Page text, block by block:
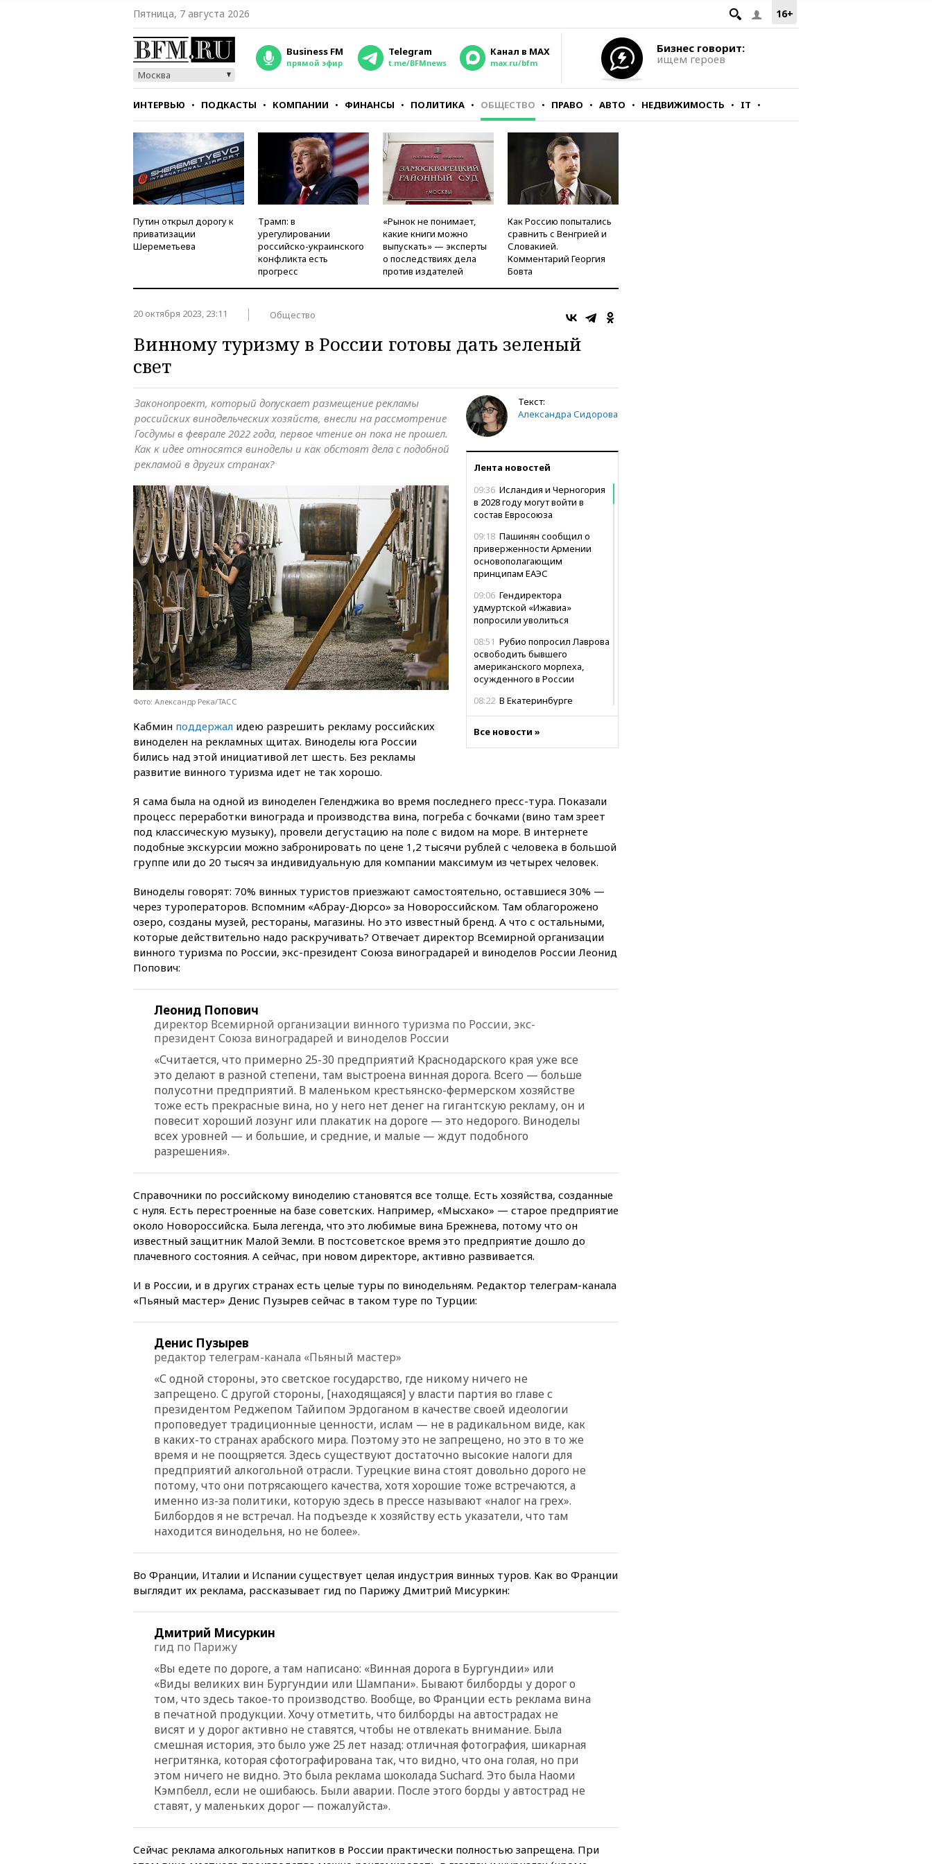
16+
Пятница, 7 августа 2026
Москва
Business FM
прямой эфир
Telegram
t.me/BFMnews
Канал в MAX
max.ru/bfm
Бизнес говорит:
ищем героев
ИНТЕРВЬЮ ПОДКАСТЫ КОМПАНИИ ФИНАНСЫ ПОЛИТИКА ОБЩЕСТВО ПРАВО АВТО НЕДВИЖИМОСТЬ IT
СТИЛЬ ТЕСТЫ
Путин открыл дорогу к
приватизации
Шереметьева
Трамп: в
урегулировании
российско-украинского
конфликта есть
прогресс
«Рынок не понимает,
какие книги можно
выпускать» — эксперты
о последствиях дела
против издателей
Как Россию попытались
сравнить с Венгрией и
Словакией.
Комментарий Георгия
Бовта
20 октября 2023, 23:11 Общество
Винному туризму в России готовы дать зеленый
свет
Текст:
Александра Сидорова
Лента новостей
09:36 Исландия и Черногория
в 2028 году могут войти в
состав Евросоюза
09:18 Пашинян сообщил о
приверженности Армении
основополагающим
принципам ЕАЭС
09:06 Гендиректора
удмуртской «Ижавиа»
попросили уволиться
08:51 Рубио попросил Лаврова
освободить бывшего
американского морпеха,
осужденного в России
08:22 В Екатеринбурге
07:52 В Таиланде ученик
устроил стрельбу в школе:
привел к эвакуации жителей
Суд обязал Meta
выплатить $567 млн по делу о
вреде психическому
здоровью детей
Трамп подписал указ
против «родильного туризма»
в США
04:00
Суд взыскал почти 5 млн
рублей в пользу семьи
отравившегося в детсаду
03:00МИД РФ: попытки Запада
химической безопасности
Трамп: США сами
нуждаются в дальнобойных
ракетах и системах Patriot
00:01 Трамп заявил о
необходимости пополнения
вчера, 23:28Слуцкий призвал
признать «Яблоко»
нежелательной организацией
вчера, 23:15В Смоленске
ребенок и женщина погибли
при падении деревьев во
время урагана
вчера, 22:55 В Москве в
пятницу ожидаются ливни
российского гражданства
вчера, 22:20Путин назвал 76-ю
гвардейскую десантно-
штурмовую дивизию
легендарной
вчера, 22:15 Путин заслушал
доклад о ситуации на
добропольском направлении
вчера, 21:58
Генпрокуратура
Rights Foundation
вчера, 21:35«Аэрофлот»
отменяет часть рейсов в Сочи
и Геленджик
вчера, 21:10
РФ не получала
обращений о прекращении
концессии строительства ж/д
в Армении
вчера, 21:00
обсуждают эксперимент по
онлайн-продаже алкоголя
россиянам могут
сбила еще 281 украинский
Все новости »
Законопроект, который допускает размещение рекламы
российских винодельческих хозяйств, внесли на рассмотрение
Госдумы в феврале 2022 года, первое чтение он пока не прошел.
Как к идее относятся виноделы и как обстоят дела с подобной
рекламой в других странах?
Фото: Александр Река/ТАСС
Кабмин поддержал идею разрешить рекламу российских
виноделен на рекламных щитах. Виноделы юга России
бились над этой инициативой лет шесть. Без рекламы
развитие винного туризма идет не так хорошо.
Я сама была на одной из виноделен Геленджика во время последнего пресс-тура. Показали
процесс переработки винограда и производства вина, погреба с бочками (вино там зреет
под классическую музыку), провели дегустацию на поле с видом на море. В интернете
подобные экскурсии можно забронировать по цене 1,2 тысячи рублей с человека в большой
группе или до 20 тысяч за индивидуальную для компании максимум из четырех человек.
Виноделы говорят: 70% винных туристов приезжают самостоятельно, оставшиеся 30% —
через туроператоров. Вспомним «Абрау-Дюрсо» за Новороссийском. Там облагорожено
озеро, созданы музей, рестораны, магазины. Но это известный бренд. А что с остальными,
которые действительно надо раскручивать? Отвечает директор Всемирной организации
винного туризма по России, экс-президент Союза виноградарей и виноделов России Леонид
Попович:
Леонид Попович
директор Всемирной организации винного туризма по России, экс-
президент Союза виноградарей и виноделов России
«Считается, что примерно 25-30 предприятий Краснодарского края уже все
это делают в разной степени, там выстроена винная дорога. Всего — больше
полусотни предприятий. В маленьком крестьянско-фермерском хозяйстве
тоже есть прекрасные вина, но у него нет денег на гигантскую рекламу, он и
повесит хороший лозунг или плакатик на дороге — это недорого. Виноделы
всех уровней — и большие, и средние, и малые — ждут подобного
разрешения».
Справочники по российскому виноделию становятся все толще. Есть хозяйства, созданные
с нуля. Есть перестроенные на базе советских. Например, «Мысхако» — старое предприятие
около Новороссийска. Была легенда, что это любимые вина Брежнева, потому что он
известный защитник Малой Земли. В постсоветское время это предприятие дошло до
плачевного состояния. А сейчас, при новом директоре, активно развивается.
И в России, и в других странах есть целые туры по винодельням. Редактор телеграм-канала
«Пьяный мастер» Денис Пузырев сейчас в таком туре по Турции:
Денис Пузырев
редактор телеграм-канала «Пьяный мастер»
«С одной стороны, это светское государство, где никому ничего не
запрещено. С другой стороны, [находящаяся] у власти партия во главе с
президентом Реджепом Тайипом Эрдоганом в качестве своей идеологии
проповедует традиционные ценности, ислам — не в радикальном виде, как
в каких-то странах арабского мира. Поэтому это не запрещено, но это в то же
время и не поощряется. Здесь существуют достаточно высокие налоги для
предприятий алкогольной отрасли. Турецкие вина стоят довольно дорого не
потому, что они потрясающего качества, хотя хорошие тоже встречаются, а
именно из-за политики, которую здесь в прессе называют «налог на грех».
Билбордов я не встречал. На подъезде к хозяйству есть указатели, что там
находится винодельня, но не более».
Во Франции, Италии и Испании существует целая индустрия винных туров. Как во Франции
выглядит их реклама, рассказывает гид по Парижу Дмитрий Мисуркин:
Дмитрий Мисуркин
гид по Парижу
«Вы едете по дороге, а там написано: «Винная дорога в Бургундии» или
«Виды великих вин Бургундии или Шампани». Бывают билборды у дорог о
том, что здесь такое-то производство. Вообще, во Франции есть реклама вина
в печатной продукции. Хочу отметить, что билборды на автострадах не
висят и у дорог активно не ставятся, чтобы не отвлекать внимание. Была
смешная история, это было уже 25 лет назад: отличная фотография, шикарная
негритянка, которая сфотографирована так, что видно, что она голая, но при
этом ничего не видно. Это была реклама шоколада Suchard. Это была Наоми
Кэмпбелл, если не ошибаюсь. Были аварии. После этого борды у автострад не
ставят, у маленьких дорог — пожалуйста».
Сейчас реклама алкогольных напитков в России практически полностью запрещена. При